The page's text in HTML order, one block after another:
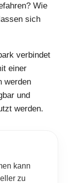
Wie
sich
verbindet
einer
werden
und
werden.
kann
zu